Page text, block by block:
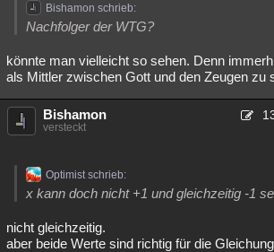
Bishamon schrieb:
Nachfolger der WTG?
könnte man vielleicht so sehen. Denn
als Mittler zwischen Gott und den Zeugen zu
Bishamon
versteckt
Optimist schrieb:
x kann doch nicht +1 und gleichzeitig -1
nicht gleichzeitig.
aber beide Werte sind richtig für die Gleichung